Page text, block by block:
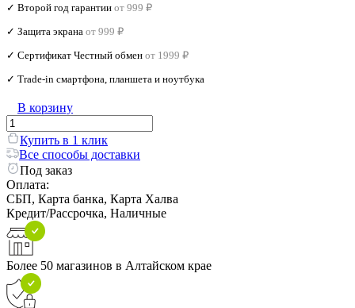
✓ Второй год гарантии от 999 ₽
✓ Защита экрана от 999 ₽
✓ Сертификат Честный обмен от 1999 ₽
✓ Trade‑in смартфона, планшета и ноутбука
В корзину
Купить в 1 клик
Все способы доставки
Под заказ
Оплата:
СБП, Карта банка, Карта Халва
Кредит/Рассрочка, Наличные
Более 50 магазинов в Алтайском крае